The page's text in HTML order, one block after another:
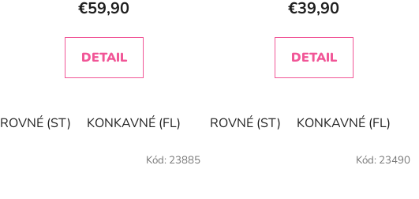
€59,90
DETAIL
ROVNÉ (ST) KONKAVNÉ (FL)
€39,90
DETAIL
ROVNÉ (ST) KONKAVNÉ (FL)
Kód: 23885 Kód: 23490